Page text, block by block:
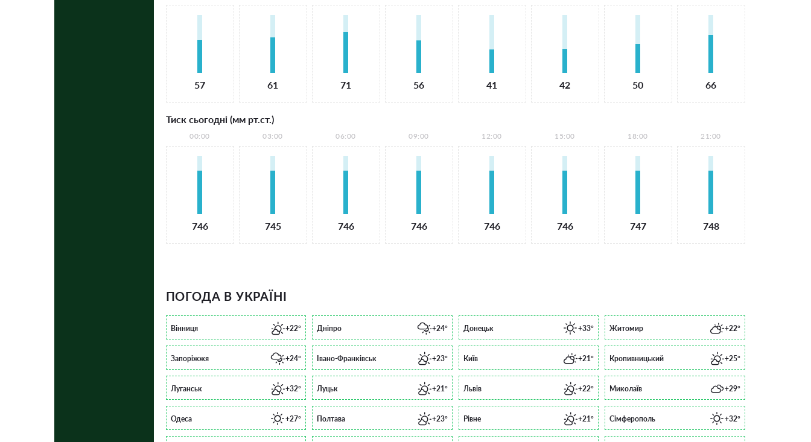
57 61 71 56 41 42 50 66
Тиск сьогодні (мм рт.ст.)
00:00
746
03:00
745
06:00
746
09:00
746
12:00
746
15:00
746
18:00
747
21:00
748
ПОГОДА В УКРАЇНІ
Вінниця +22° Дніпро +24° Донецьк +33° Житомир +22°
Запоріжжя +24° Івано-Франківськ +23° Київ +21° Кропивницький +25°
Луганськ +32° Луцьк +21° Львів +22° Миколаїв +29°
Одеса +27° Полтава +23° Рівне +21° Сімферополь +32°